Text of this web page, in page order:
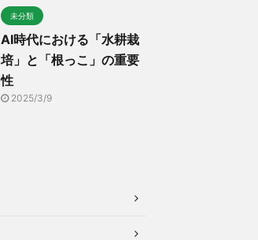
未分類
AI時代における「水耕栽
培」と「根っこ」の重要
性
2025/3/9